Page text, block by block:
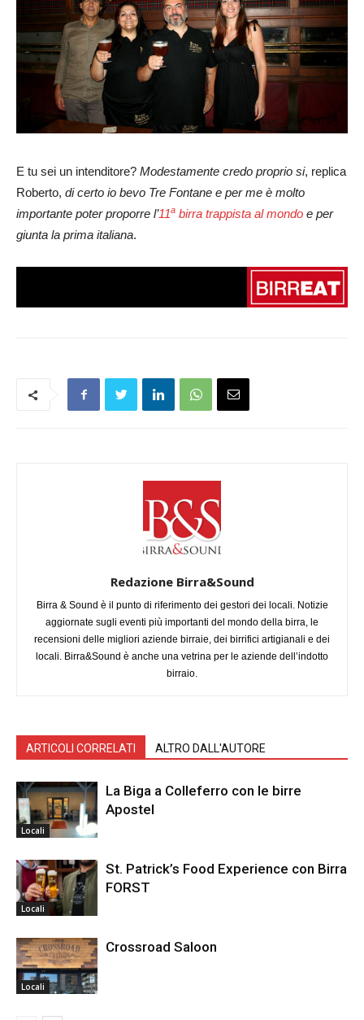
E tu sei un intenditore? Modestamente credo proprio si, replica
Roberto, di certo io bevo Tre Fontane e per me è molto
importante poter proporre l’11a birra trappista al mondo e per
giunta la prima italiana.
Redazione Birra&Sound
Birra & Sound è il punto di riferimento dei gestori dei locali. Notizie
aggiornate sugli eventi più importanti del mondo della birra, le
recensioni delle migliori aziende birraie, dei birrifici artigianali e dei
locali. Birra&Sound è anche una vetrina per le aziende dell’indotto
birraio.
ARTICOLI CORRELATI ALTRO DALL'AUTORE
Locali
La Biga a Colleferro con le birre
Apostel
Locali
St. Patrick’s Food Experience con Birra
FORST
Locali
Crossroad Saloon